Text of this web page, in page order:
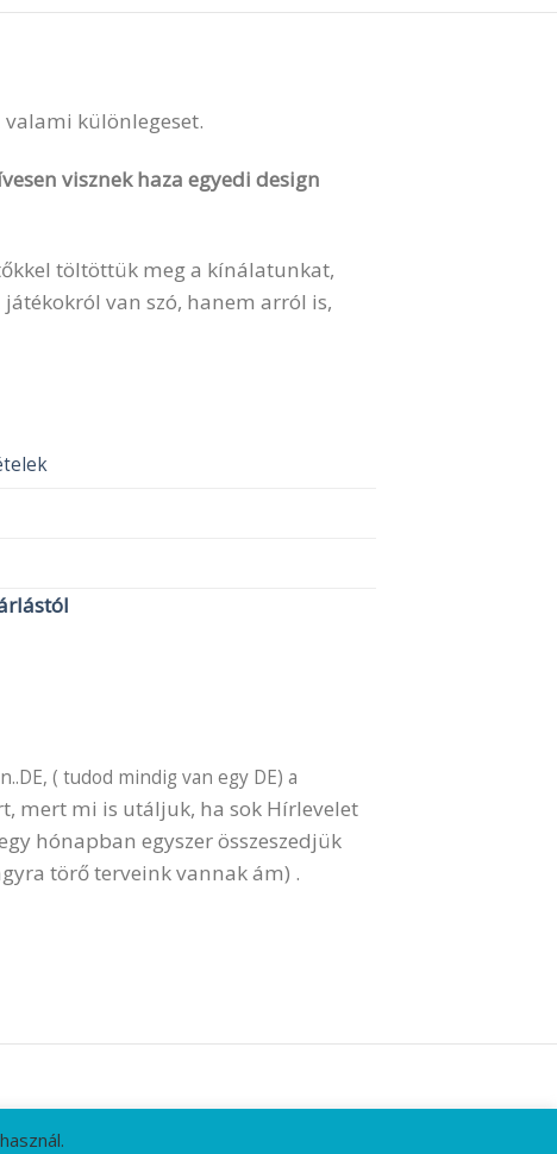
különlegeset.
visznek haza egyedi design
töltöttük meg a kínálatunkat,
van szó, hanem arról is,
( tudod mindig van egy DE) a
mert mi is utáljuk, ha sok Hírlevelet
hónapban egyszer összeszedjük
törő terveink vannak ám) .
HÍRLEVÉL